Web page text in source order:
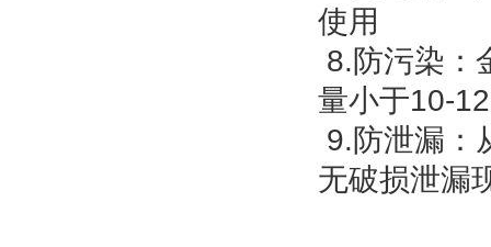
使用
8.防污染：
量小于10-
9.防泄漏：
无破损泄漏